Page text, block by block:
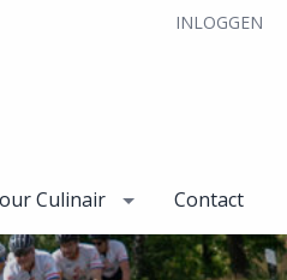
INLOGGEN
Culinair Contact